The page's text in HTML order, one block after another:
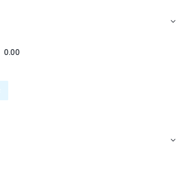
0.00